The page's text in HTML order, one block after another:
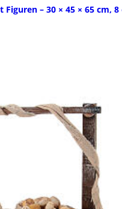
– 30 × 45 × 65 cm, 8